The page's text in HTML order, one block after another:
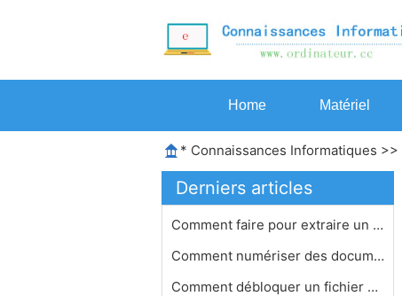
Home Matériel
* Connaissances Informatiques >>
Derniers articles
Comment faire pour extraire un vecte…
Comment numériser des documents PDF…
Comment débloquer un fichier PDF av…